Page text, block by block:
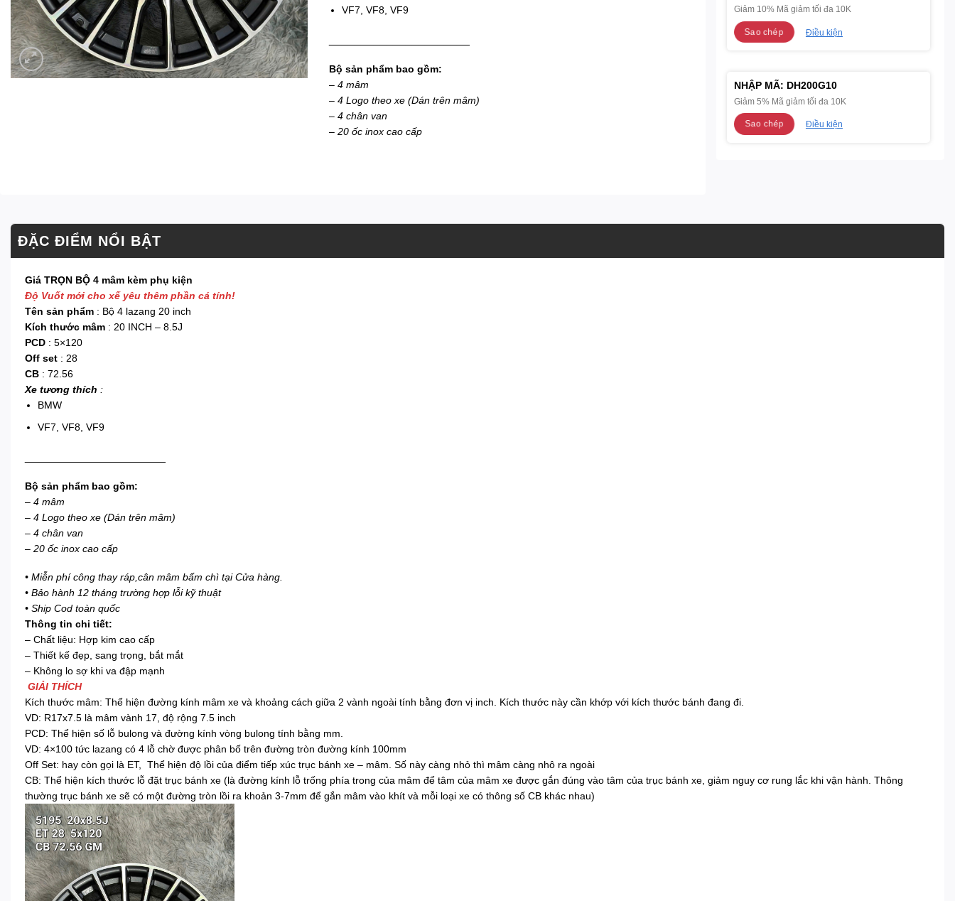
VF7, VF8, VF9
Bộ sản phẩm bao gồm:
– 4 mâm
– 4 Logo theo xe (Dán trên mâm)
– 4 chân van
– 20 ốc inox cao cấp
Giảm 10% Mã giảm tối đa 10K
Sao chép Điều kiện
NHẬP MÃ: DH200G10
Giảm 5% Mã giảm tối đa 10K
Sao chép Điều kiện
ĐẶC ĐIỂM NỔI BẬT
Giá TRỌN BỘ 4 mâm kèm phụ kiện
Độ Vuốt mới cho xế yêu thêm phần cá tính!
Tên sản phẩm : Bộ 4 lazang 20 inch
Kích thước mâm : 20 INCH – 8.5J
PCD : 5×120
Off set : 28
CB : 72.56
Xe tương thích :
BMW
VF7, VF8, VF9
Bộ sản phẩm bao gồm:
– 4 mâm
– 4 Logo theo xe (Dán trên mâm)
– 4 chân van
– 20 ốc inox cao cấp
• Miễn phí công thay ráp,cân mâm bấm chì tại Cửa hàng.
• Bảo hành 12 tháng trường hợp lỗi kỹ thuật
• Ship Cod toàn quốc
Thông tin chi tiết:
– Chất liệu: Hợp kim cao cấp
– Thiết kế đẹp, sang trọng, bắt mắt
– Không lo sợ khi va đập mạnh
GIẢI THÍCH
Kích thước mâm: Thể hiện đường kính mâm xe và khoảng cách giữa 2 vành ngoài tính bằng đơn vị inch. Kích thước này cần khớp với kích thước bánh đang đi.
VD: R17x7.5 là mâm vành 17, độ rộng 7.5 inch
PCD: Thể hiện số lỗ bulong và đường kính vòng bulong tính bằng mm.
VD: 4×100 tức lazang có 4 lỗ chờ được phân bố trên đường tròn đường kính 100mm
Off Set: hay còn gọi là ET, Thể hiện độ lồi của điểm tiếp xúc trục bánh xe – mâm. Số này càng nhỏ thì mâm càng nhô ra ngoài
CB: Thể hiện kích thước lỗ đặt trục bánh xe (là đường kính lỗ trống phía trong của mâm để tâm của mâm xe được gắn đúng vào tâm của trục bánh xe, giảm nguy cơ rung lắc khi vận hành. Thông
thường trục bánh xe sẽ có một đường tròn lồi ra khoản 3-7mm để gắn mâm vào khít và mỗi loại xe có thông số CB khác nhau)